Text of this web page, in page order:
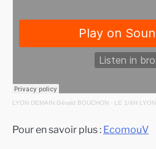
LYON DEMAIN Gérald BOUCHON · LE 1/4H
Pour en savoir plus : EcomouV